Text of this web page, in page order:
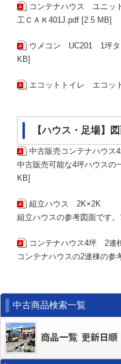
コンテナハウス ユニ
工ＣＡＫ401J.pdf [2.5 MB]
ウメコン UC201 1坪タ
KB]
エコットトイレ エコッ
【ハウス・足場】
中古販売コンテナハウ
中古販売可能な4坪ハウス
KB]
組立ハウス 2K×2K
組立ハウスの参考図面です
コンテナハウス4坪 2連
コンテナハウスの2連棟の参
中古商品検索一覧